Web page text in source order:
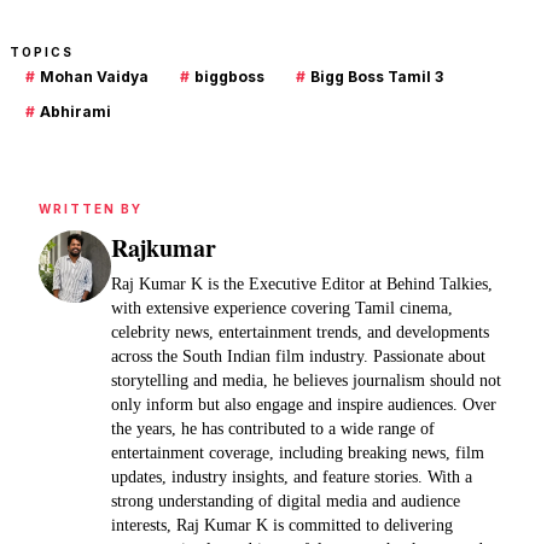
TOPICS
# Mohan Vaidya # biggboss # Bigg Boss Tamil 3
# Abhirami
WRITTEN BY
Rajkumar
Raj Kumar K is the Executive Editor at Behind Talkies,
with extensive experience covering Tamil cinema,
celebrity news, entertainment trends, and developments
across the South Indian film industry. Passionate about
storytelling and media, he believes journalism should not
only inform but also engage and inspire audiences. Over
the years, he has contributed to a wide range of
entertainment coverage, including breaking news, film
updates, industry insights, and feature stories. With a
strong understanding of digital media and audience
interests, Raj Kumar K is committed to delivering